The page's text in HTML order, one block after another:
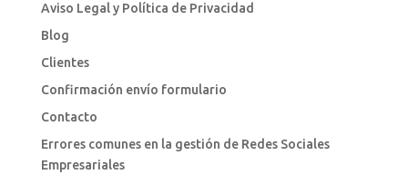
Aviso Legal y Política de Privacidad
Blog
Clientes
Confirmación envío formulario
Contacto
Errores comunes en la gestión de Redes Sociales
Empresariales